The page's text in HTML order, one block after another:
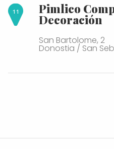
Pimlico
Decoración
San Bartolome, 2
Donostia / San